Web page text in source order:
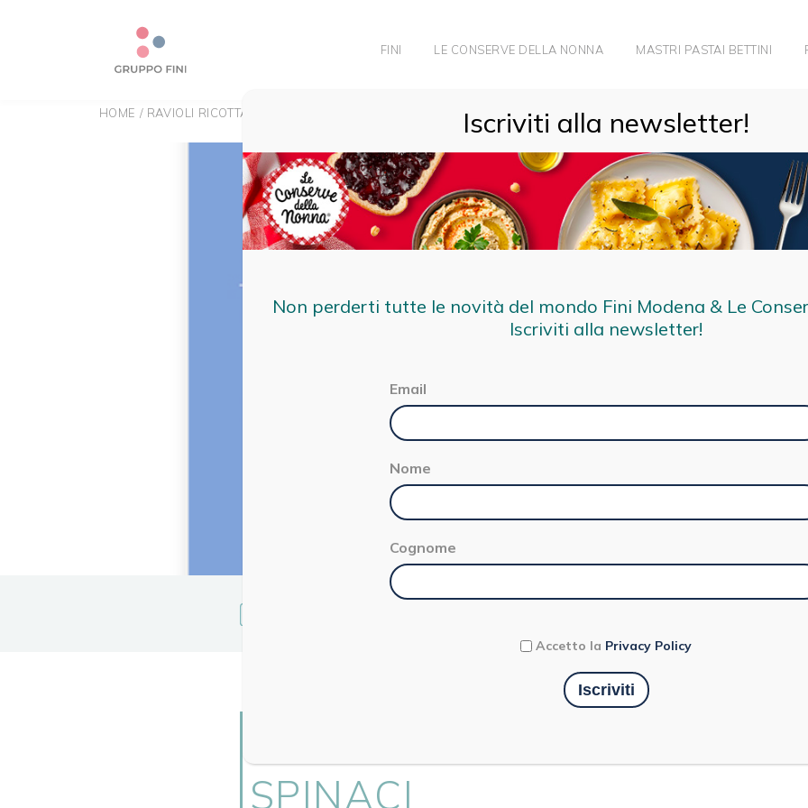
FINI LE CONSERVE DELLA NONNA MASTRI PASTAI BETTINI
HOME / RAVIOLI RICOTTA E SPINACI
SPINACI
Iscriviti alla newsletter!
Non perderti tutte le novità del mondo Fini Modena & Le
Iscriviti alla newsletter!
Email
Nome
Cognome
Accetto la Privacy Policy